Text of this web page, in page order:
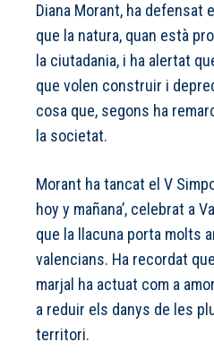
Diana Morant, ha defensat
que la natura, quan està
la ciutadania, i ha alertat
que volen construir i
cosa que, segons ha
la societat.
Morant ha tancat el V
hoy y mañana’, celebrat a
que la llacuna porta molts
valencians. Ha recordat
marjal ha actuat com a
a reduir els danys de les
territori.